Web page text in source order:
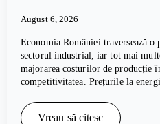
August 6, 2026
Economia României traversează o
sectorul industrial, iar tot mai
majorarea costurilor de producție
competitivitatea. Prețurile la
Vreau să citesc